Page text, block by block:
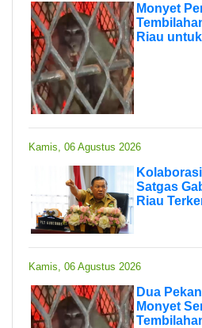
Monyet
Riau
Kamis, 06 Agustus 2026
Satgas
Riau
Kamis, 06 Agustus 2026
Dua
Monyet